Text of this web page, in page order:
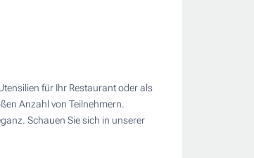
für Ihr Restaurant oder als
Anzahl von Teilnehmern.
Schauen Sie sich in unserer